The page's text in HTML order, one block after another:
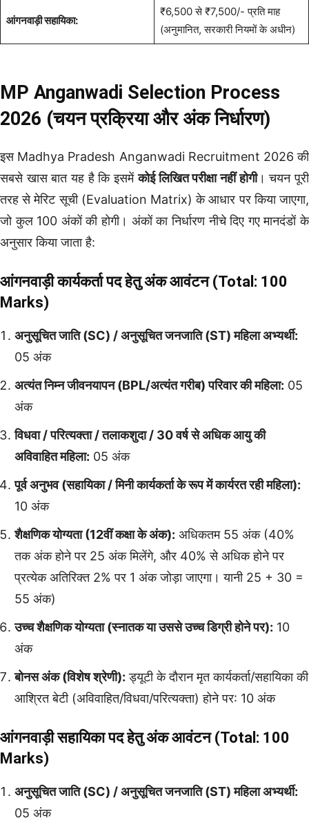
आंगनवाड़ी सहायिका:
₹6,500 से ₹7,500/- प्रति माह
(अनुमानित, सरकारी नियमों के अधीन)
MP Anganwadi Selection Process
2026 (चयन प्रक्रिया और अंक निर्धारण)
इस Madhya Pradesh Anganwadi Recruitment 2026 की
सबसे खास बात यह है कि इसमेंकोई लिखित परीक्षा नहीं होगी। चयन पूरी
तरह से मेरिट सूची (Evaluation Matrix) के आधार पर किया जाएगा,
जो कुल 100 अंकों की होगी। अंकों का निर्धारण नीचे दिए गए मानदंडों के
अनुसार किया जाता है:
आंगनवाड़ी कार्यकर्ता पद हेतु अंक आवंटन (Total: 100
Marks)
अनुसूचित जाति (SC) / अनुसूचित जनजाति (ST) महिला अभ्यर्थी:
05 अंक
अत्यंत निम्न जीवनयापन (BPL/अत्यंत गरीब) परिवार की महिला: 05
अंक
विधवा / परित्यक्ता / तलाकशुदा / 30 वर्ष से अधिक आयु की
अविवाहित महिला: 05 अंक
पूर्व अनुभव (सहायिका / मिनी कार्यकर्ता के रूप में कार्यरत रही महिला):
10 अंक
शैक्षणिक योग्यता (12वीं कक्षा के अंक): अधिकतम 55 अंक (40%
तक अंक होने पर 25 अंक मिलेंगे, और 40% से अधिक होने पर
प्रत्येक अतिरिक्त 2% पर 1 अंक जोड़ा जाएगा। यानी 25 + 30 =
55 अंक)
उच्च शैक्षणिक योग्यता (स्नातक या उससे उच्च डिग्री होने पर): 10
अंक
बोनस अंक (विशेष श्रेणी): ड्यूटी के दौरान मृत कार्यकर्ता/सहायिका की
आश्रित बेटी (अविवाहित/विधवा/परित्यक्ता) होने पर: 10 अंक
आंगनवाड़ी सहायिका पद हेतु अंक आवंटन (Total: 100
Marks)
अनुसूचित जाति (SC) / अनुसूचित जनजाति (ST) महिला अभ्यर्थी:
05 अंक